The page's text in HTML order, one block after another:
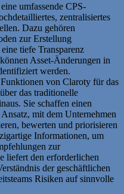
umfassende CPS-
zentralisiertes
Dazu gehören
zur Erstellung
tiefe Transparenz
Asset-Änderungen in
werden.
von Claroty für das
das traditionelle
Sie schaffen einen
mit dem Unternehmen
bewerten und priorisieren
Informationen, um
zur
liefert den erforderlichen
der geschäftlichen
Risiken auf sinnvolle